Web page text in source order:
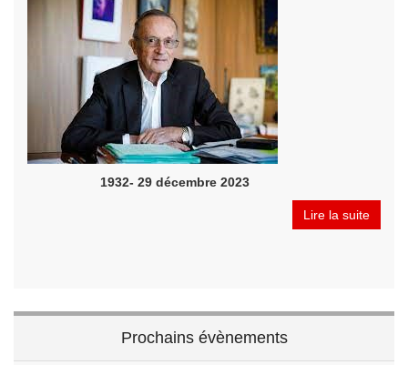
1932- 29 décembre 2023
Lire la suite
Prochains évènements